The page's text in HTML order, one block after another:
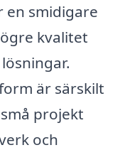
en smidigare
kvalitet
är särskilt
projekt
och